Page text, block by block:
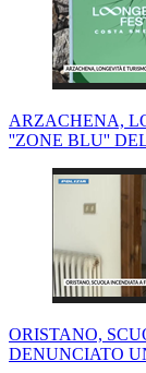
ARZACHENA,
''ZONE BLU''
ORISTANO,
DENUNCIATO